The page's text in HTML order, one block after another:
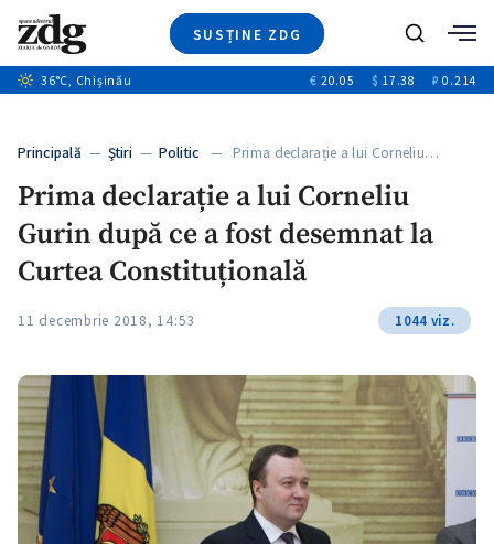
SUSȚINE ZDG
Ştiri
+11
Video
Special
Caută
36°C, Chișinău € 20.05 $ 17.38 ₽ 0.214
Principală — Ştiri — Politic — Prima declarație a lui Corneliu…
Prima declarație a lui Corneliu
Gurin după ce a fost desemnat la
Curtea Constituțională
11 decembrie 2018, 14:53 1044 viz.